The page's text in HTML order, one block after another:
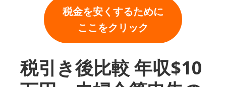
税金を安くするために
ここをクリック
税引き後比較 年収$10